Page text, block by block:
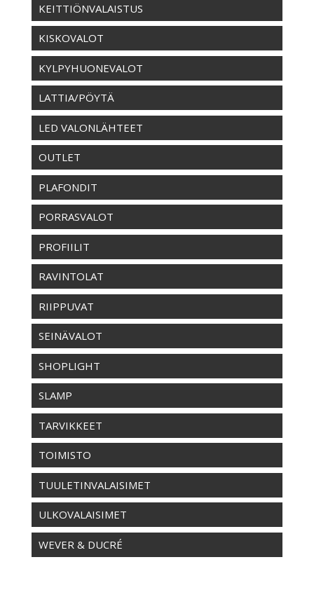
KEITTIÖNVALAISTUS
KISKOVALOT
KYLPYHUONEVALOT
LATTIA/PÖYTÄ
LED VALONLÄHTEET
OUTLET
PLAFONDIT
PORRASVALOT
PROFIILIT
RAVINTOLAT
RIIPPUVAT
SEINÄVALOT
SHOPLIGHT
SLAMP
TARVIKKEET
TOIMISTO
TUULETINVALAISIMET
ULKOVALAISIMET
WEVER & DUCRÉ